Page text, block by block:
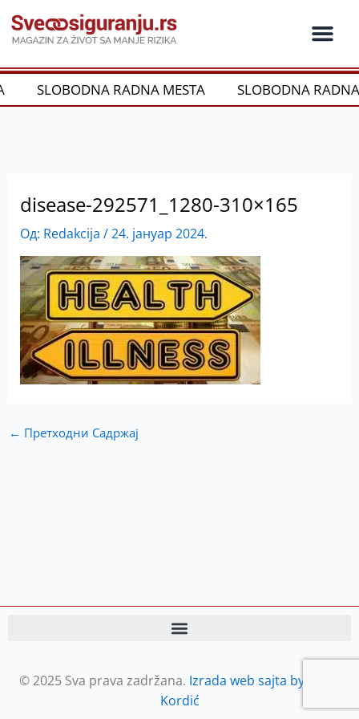
на
садржај
SLOBODNA RADNA MESTA SLOBODNA
disease-292571_1280-310×165
Од: Redakcija /24. јануар 2024.
← Претходни Садржај
© 2025 Sva prava zadržana. Izrada web sajta by Petar
Kordić